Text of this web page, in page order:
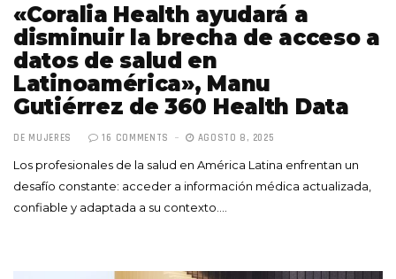
«Coralia Health ayudará a
disminuir la brecha de acceso a
datos de salud en
Latinoamérica», Manu
Gutiérrez de 360 Health Data
DE MUJERES 16 COMMENTS AGOSTO 8, 2025
Los profesionales de la salud en América Latina enfrentan un
desafío constante: acceder a información médica actualizada,
confiable y adaptada a su contexto.…